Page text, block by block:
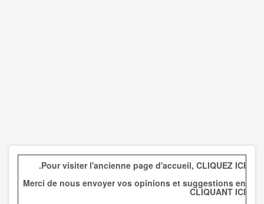
Pour visiter l'ancienne page d'accueil, CLIQUEZ ICI
.
Merci de nous envoyer vos opinions et suggestions en
CLIQUANT ICI